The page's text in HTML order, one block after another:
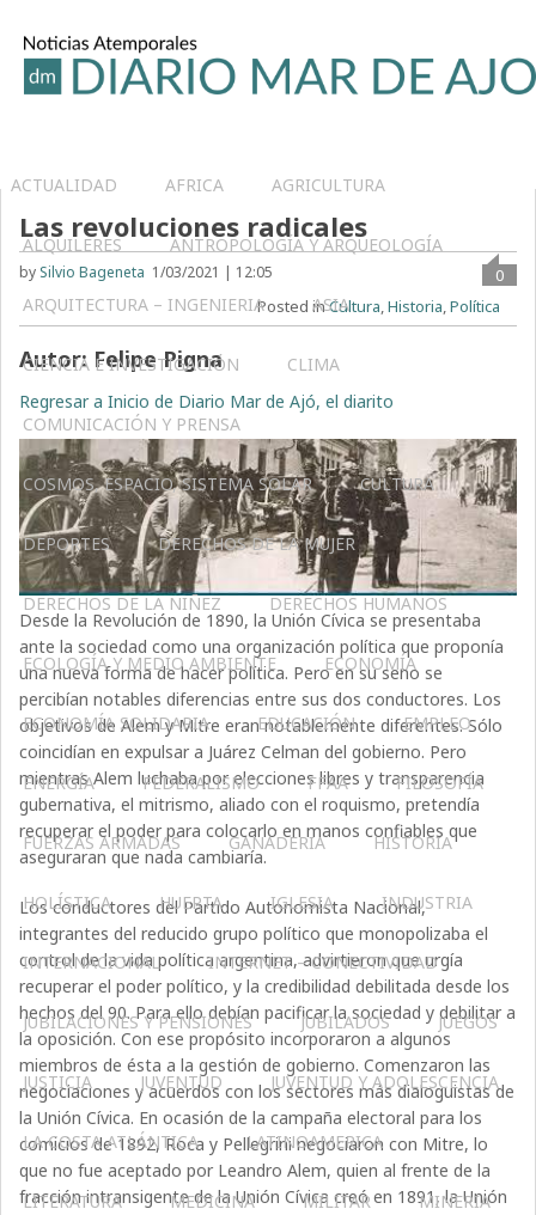
ACTUALIDAD AFRICA AGRICULTURA
ALQUILERES ANTROPOLOGÍA Y ARQUEOLOGÍA
ARQUITECTURA – INGENIERIA ASIA
CIENCIA E INVESTIGACIÓN CLIMA
COMUNICACIÓN Y PRENSA
COSMOS, ESPACIO, SISTEMA SOLAR CULTURA
DEPORTES DERECHOS DE LA MUJER
DERECHOS DE LA NIÑEZ DERECHOS HUMANOS
ECOLOGÍA Y MEDIO AMBIENTE ECONOMÍA
ECONOMÍA SOLIDARIA EDUCACIÓN EMPLEO
ENERGÍA FEDERALISMO FFAA FILOSOFÍA
FUERZAS ARMADAS GANADERIA HISTORIA
HOLÍSTICA HUERTA IGLESIA INDUSTRIA
INTERNACIONAL INTERNET – CONECTIVIDAD
JUBILACIONES Y PENSIONES JUBILADOS JUEGOS
JUSTICIA JUVENTUD JUVENTUD Y ADOLESCENCIA
LA COSTA ATLÁNTICA LATINOAMERICA
LITERATURA MEDICINA MILITAR MINERIA
Las revoluciones radicales
by Silvio Bageneta 1/03/2021 | 12:05
0
Posted inCultura,Historia,Política
Autor: Felipe Pigna
Regresar a Inicio de Diario Mar de Ajó, el diarito
Desde la Revolución de 1890, la Unión Cívica se presentaba
ante la sociedad como una organización política que proponía
una nueva forma de hacer política. Pero en su seno se
percibían notables diferencias entre sus dos conductores. Los
objetivos de Alem y Mitre eran notablemente diferentes. Sólo
coincidían en expulsar a Juárez Celman del gobierno. Pero
mientras Alem luchaba por elecciones libres y transparencia
gubernativa, el mitrismo, aliado con el roquismo, pretendía
recuperar el poder para colocarlo en manos confiables que
aseguraran que nada cambiaría.
Los conductores del Partido Autonomista Nacional,
integrantes del reducido grupo político que monopolizaba el
control de la vida política argentina, advirtieron que urgía
recuperar el poder político, y la credibilidad debilitada desde los
hechos del 90. Para ello debían pacificar la sociedad y debilitar a
la oposición. Con ese propósito incorporaron a algunos
miembros de ésta a la gestión de gobierno. Comenzaron las
negociaciones y acuerdos con los sectores más dialoguistas de
la Unión Cívica. En ocasión de la campaña electoral para los
comicios de 1892, Roca y Pellegrini negociaron con Mitre, lo
que no fue aceptado por Leandro Alem, quien al frente de la
fracción intransigente de la Unión Cívica creó en 1891, la Unión